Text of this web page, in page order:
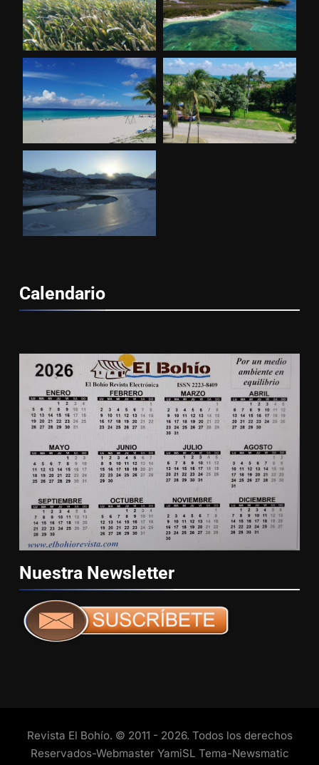
Calendario
Nuestra Newsletter
Revista El Bohío. © 2011 - 2026. Todos los derechos
Reservados-Webmaster YamiSL Tema-Newsmatic